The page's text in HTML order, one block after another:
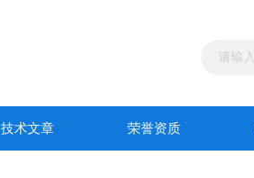
技术文章 荣誉资质